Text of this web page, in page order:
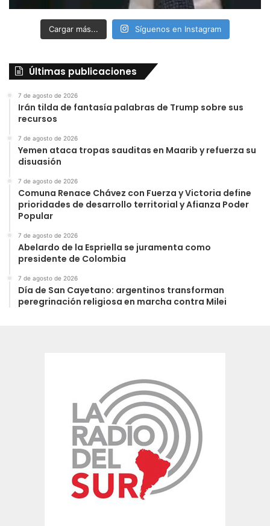
Cargar más... Síguenos en Instagram
Últimas publicaciones
7 de agosto de 2026
Irán tilda de fantasía palabras de Trump sobre sus
recursos
7 de agosto de 2026
Yemen ataca tropas sauditas en Maarib y refuerza su
disuasión
7 de agosto de 2026
Comuna Renace Chávez con Fuerza y Victoria define
prioridades de desarrollo territorial y Afianza Poder
Popular
7 de agosto de 2026
Abelardo de la Espriella se juramenta como
presidente de Colombia
7 de agosto de 2026
Día de San Cayetano: argentinos transforman
peregrinación religiosa en marcha contra Milei